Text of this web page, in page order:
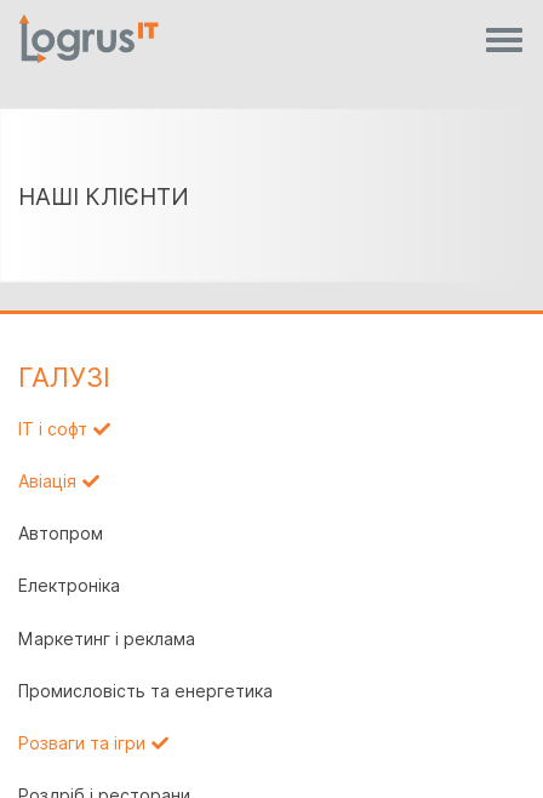
НАШІ КЛІЄНТИ
ГАЛУЗI
IT і софт
Авіація
Автопром
Електроніка
Маркетинг і реклама
Промисловість та енергетика
Розваги та ігри